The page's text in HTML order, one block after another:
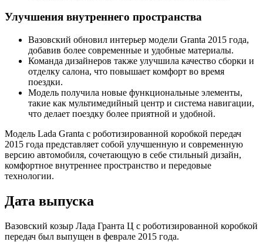
Улучшения внутреннего пространства
Вазовский обновил интерьер модели Granta 2015 года,
добавив более современные и удобные материалы.
Команда дизайнеров также улучшила качество сборки и
отделку салона, что повышает комфорт во время
поездки.
Модель получила новые функциональные элементы,
такие как мультимедийный центр и система навигации,
что делает поездку более приятной и удобной.
Модель Lada Granta с роботизированной коробкой передач
2015 года представляет собой улучшенную и современную
версию автомобиля, сочетающую в себе стильный дизайн,
комфортное внутреннее пространство и передовые
технологии.
Дата выпуска
Вазовский козыр Лада Гранта Ц с роботизированной коробкой
передач был выпущен в феврале 2015 года.